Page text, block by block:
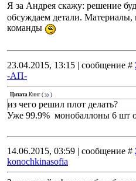
Я за Андрея скажу: решение
обсуждаем детали.
команды
23.04.2015, 13:15 | сообщение #
-АП-
Цитата Кинг ( )
из чего решил плот делать?
Уже 99.9% монобаллоны 6 шт
14.06.2015, 03:59 | сообщение #
konochkinasofia